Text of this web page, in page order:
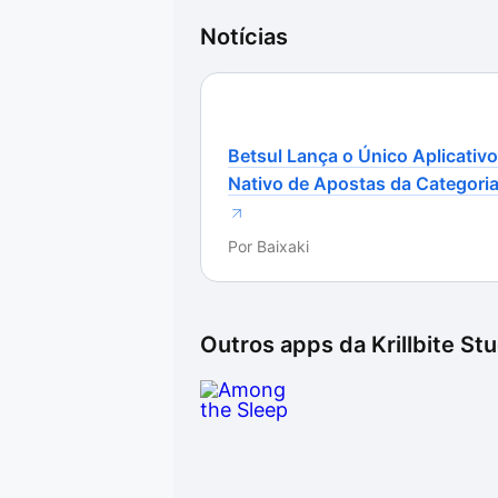
encontramos bugs durante os
não tem medo de sentir-se
Notícias
Betsul Lança o Único Aplicativo
Nativo de Apostas da Categoria
Por Baixaki
Outros apps da Krillbite